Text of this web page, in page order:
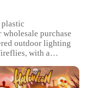
purchase
outdoor lighting
with a
garden